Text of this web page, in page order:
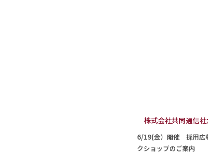
株式会社共同通信
6/19(金）開催 採用広
クショップのご案内